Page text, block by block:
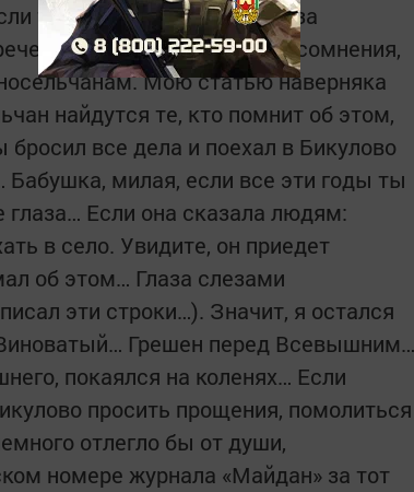
так, то ей, наверное, уже за
она, приехав в село, без сомнения,
Мою статью наверняка
найдутся те, кто помнит об этом,
все дела и поехал в Бикулово
милая, если все эти годы ты
глаза… Если она сказала людям:
в село. Увидите, он приедет
об этом… Глаза слезами
эти строки…). Значит, я остался
Грешен перед Всевышним…
покаялся на коленях… Если
просить прощения, помолиться
отлегло бы от души,
номере журнала «Майдан» за тот